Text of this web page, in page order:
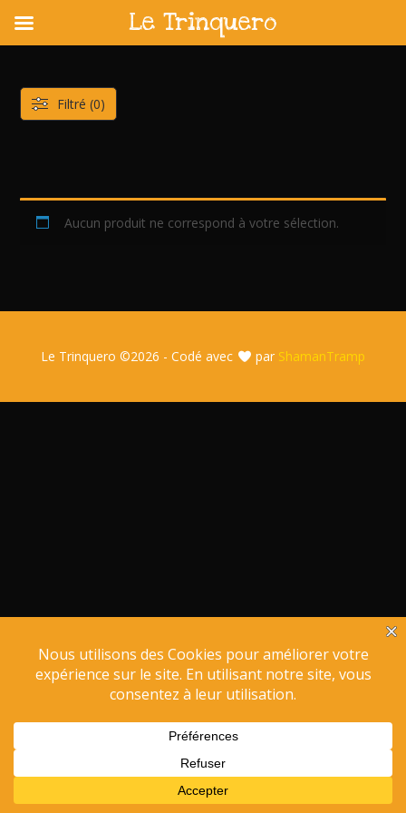
content
Aucun produit ne correspond à votre sélection.
Filtré (0)
Le Trinquero ©2026 - Codé avec par ShamanTramp
Le Trinquero